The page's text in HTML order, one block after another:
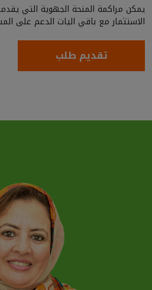
يمكن مراكمة المنحة الجهوية التي
الاستثمار مع باقي اليات الدعم على
تقديم طلب